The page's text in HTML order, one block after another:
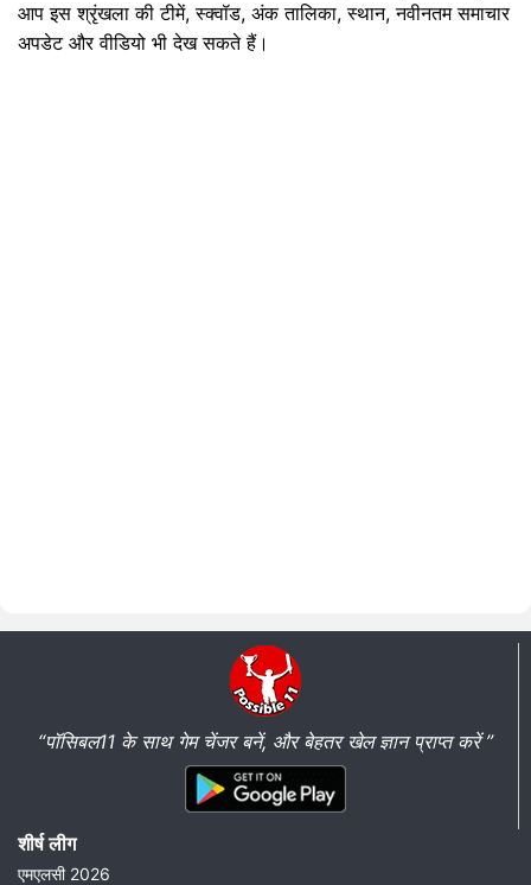
आप इस श्रृंखला की टीमें, स्क्वॉड, अंक तालिका, स्थान, नवीनतम समाचार
अपडेट और वीडियो भी देख सकते हैं।
“पॉसिबल11 के साथ गेम चेंजर बनें, और बेहतर खेल ज्ञान प्राप्त करें ”
शीर्ष लीग
एमएलसी 2026